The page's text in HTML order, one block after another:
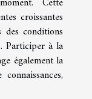
croissantes
conditions
Participer à la
également la